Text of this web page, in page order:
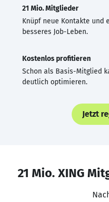
21 Mio. Mitglieder
Knüpf neue Kontakte und
besseres Job-Leben.
Kostenlos profitieren
Schon als Basis-Mitglied
deutlich optimieren.
Jetzt
21 Mio. XING